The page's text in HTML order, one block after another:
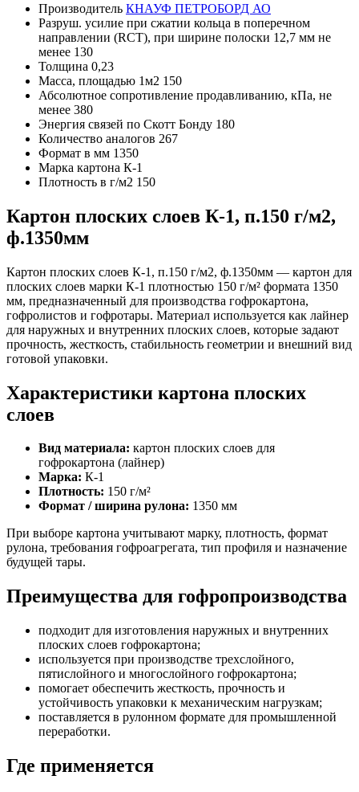
Производитель КНАУФ ПЕТРОБОРД АО
Разруш. усилие при сжатии кольца в поперечном
направлении (RCT), при ширине полоски 12,7 мм не
менее 130
Толщина 0,23
Масса, площадью 1м2 150
Абсолютное сопротивление продавливанию, кПа, не
менее 380
Энергия связей по Скотт Бонду 180
Количество аналогов 267
Формат в мм 1350
Марка картона К-1
Плотность в г/м2 150
Картон плоских слоев К-1, п.150 г/м2,
ф.1350мм
Картон плоских слоев К-1, п.150 г/м2, ф.1350мм — картон для
плоских слоев марки К-1 плотностью 150 г/м² формата 1350
мм, предназначенный для производства гофрокартона,
гофролистов и гофротары. Материал используется как лайнер
для наружных и внутренних плоских слоев, которые задают
прочность, жесткость, стабильность геометрии и внешний вид
готовой упаковки.
Характеристики картона плоских
слоев
Вид материала: картон плоских слоев для
гофрокартона (лайнер)
Марка: К-1
Плотность: 150 г/м²
Формат / ширина рулона: 1350 мм
При выборе картона учитывают марку, плотность, формат
рулона, требования гофроагрегата, тип профиля и назначение
будущей тары.
Преимущества для гофропроизводства
подходит для изготовления наружных и внутренних
плоских слоев гофрокартона;
используется при производстве трехслойного,
пятислойного и многослойного гофрокартона;
помогает обеспечить жесткость, прочность и
устойчивость упаковки к механическим нагрузкам;
поставляется в рулонном формате для промышленной
переработки.
Где применяется